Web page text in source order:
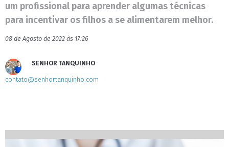
um profissional para aprender algumas técnicas
para incentivar os filhos a se alimentarem melhor.
08 de Agosto de 2022 às 17:26
SENHOR TANQUINHO
contato@senhortanquinho.com